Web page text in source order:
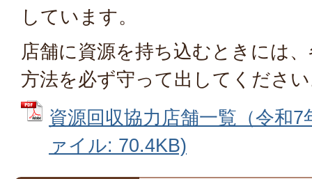
しています。
店舗に資源を持ち込むときには
方法を必ず守って出してくださ
資源回収協力店舗一覧（令和
ァイル: 70.4KB)